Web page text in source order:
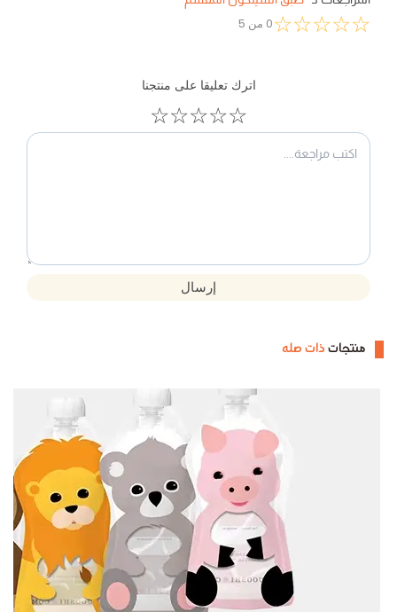
☆
☆
☆
☆
☆
0 من
اترك تعليقا على منتجنا
☆
☆
☆
☆
☆
إرسال
منتجاتذات صله